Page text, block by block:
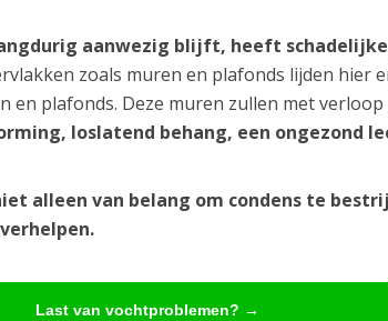
aanwezig blijft, heeft
zoals muren en plafonds lijden hier
en plafonds. Deze muren zullen met
loslatend behang, een ongezond
alleen van belang om condens te
Last van vochtproblemen? →